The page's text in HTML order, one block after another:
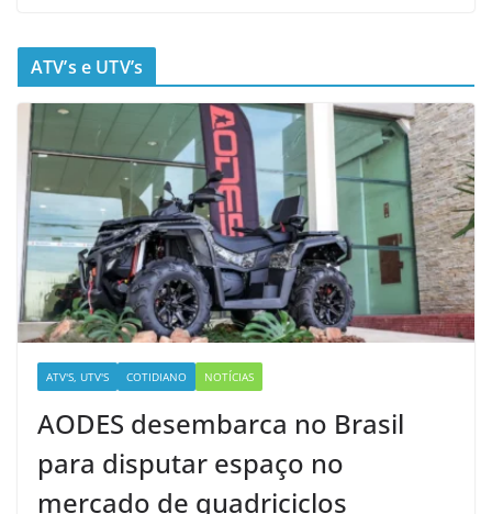
ATV’s e UTV’s
ATV'S, UTV'S COTIDIANO NOTÍCIAS
AODES desembarca no Brasil
para disputar espaço no
mercado de quadriciclos